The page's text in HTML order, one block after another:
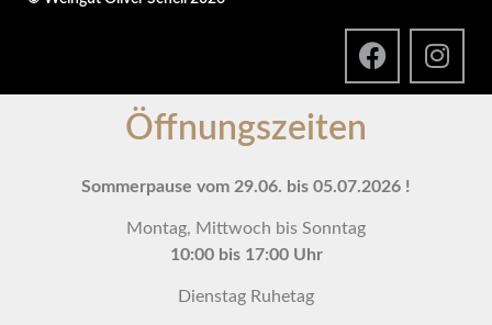
Öffnungszeiten
Sommerpause vom 29.06. bis 05.07.2026 !
Montag, Mittwoch bis Sonntag
10:00 bis 17:00 Uhr
Dienstag Ruhetag